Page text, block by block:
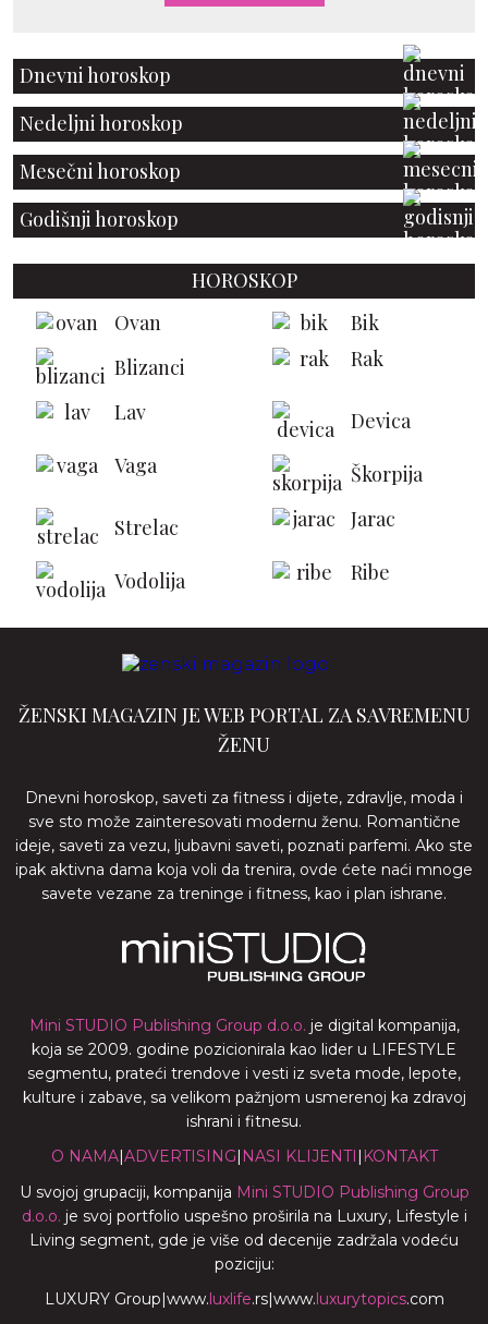
Dnevni horoskop
Nedeljni horoskop
Mesečni horoskop
Godišnji horoskop
HOROSKOP
Ovan
Bik
Blizanci
Rak
Lav
Devica
Vaga
Škorpija
Strelac Jarac
Vodolija Ribe
ŽENSKI MAGAZIN JE WEB PORTAL ZA SAVREMENU
ŽENU
Dnevni horoskop, saveti za fitness i dijete, zdravlje, moda i
sve sto može zainteresovati modernu ženu. Romantične
ideje, saveti za vezu, ljubavni saveti, poznati parfemi. Ako ste
ipak aktivna dama koja voli da trenira, ovde ćete naći mnoge
savete vezane za treninge i fitness, kao i plan ishrane.
Mini STUDIO Publishing Group d.o.o. je digital kompanija,
koja se 2009. godine pozicionirala kao lider u LIFESTYLE
segmentu, prateći trendove i vesti iz sveta mode, lepote,
kulture i zabave, sa velikom pažnjom usmerenoj ka zdravoj
ishrani i fitnesu.
O NAMA|ADVERTISING| NASI KLIJENTI | KONTAKT
U svojoj grupaciji, kompanija Mini STUDIO Publishing Group
d.o.o. je svoj portfolio uspešno proširila na Luxury, Lifestyle i
Living segment, gde je više od decenije zadržala vodeću
poziciju:
LUXURY Group|www.luxlife.rs|www.luxurytopics.com